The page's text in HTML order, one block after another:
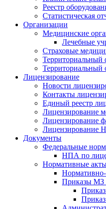
Реестр
Статистическая
Организации
Медицинские
Лечебные
Страховые
Территориальный
Лицензирование
Новости
Контакты
Единый реестр
Лицензирование
Лицензирование
Лицензирование
Документы
Федеральные
НПА по
Нормативные
Приказы МЗ